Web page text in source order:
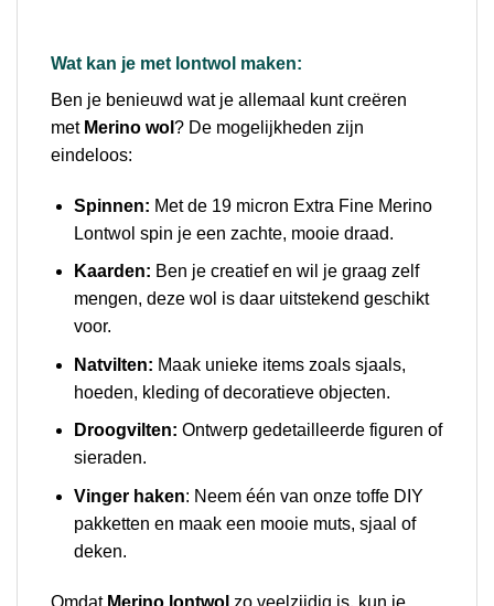
Wat kan je met lontwol maken:
Ben je benieuwd wat je allemaal kunt creëren
met Merino wol ? De mogelijkheden zijn
eindeloos:
Spinnen: Met de 19 micron Extra Fine Merino
Lontwol spin je een zachte, mooie draad.
Kaarden: Ben je creatief en wil je graag zelf
mengen, deze wol is daar uitstekend geschikt
voor.
Natvilten: Maak unieke items zoals sjaals,
hoeden, kleding of decoratieve objecten.
Droogvilten: Ontwerp gedetailleerde figuren of
sieraden.
Vinger haken: Neem één van onze toffe DIY
pakketten en maak een mooie muts, sjaal of
deken.
Omdat Merino lontwol zo veelzijdig is, kun je